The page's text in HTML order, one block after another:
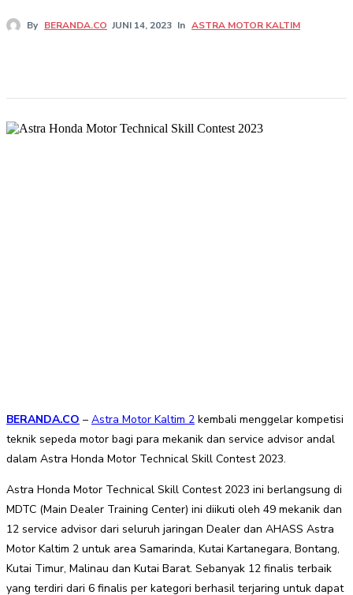
By BERANDA.CO JUNI 14, 2023 In ASTRA MOTOR KALTIM
BERANDA.CO – Astra Motor Kaltim 2 kembali menggelar kompetisi
teknik sepeda motor bagi para mekanik dan service advisor andal
dalam Astra Honda Motor Technical Skill Contest 2023.
Astra Honda Motor Technical Skill Contest 2023 ini berlangsung di
MDTC (Main Dealer Training Center) ini diikuti oleh 49 mekanik dan
12 service advisor dari seluruh jaringan Dealer dan AHASS Astra
Motor Kaltim 2 untuk area Samarinda, Kutai Kartanegara, Bontang,
Kutai Timur, Malinau dan Kutai Barat. Sebanyak 12 finalis terbaik
yang terdiri dari 6 finalis per kategori berhasil terjaring untuk dapat